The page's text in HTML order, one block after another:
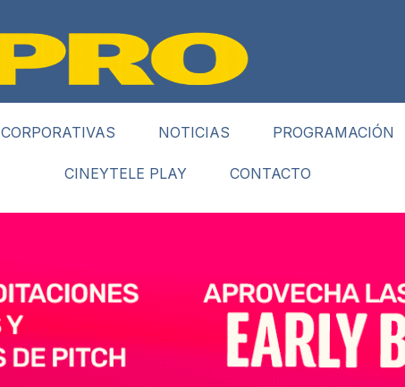
CORPORATIVAS NOTICIAS PROGRAMACIÓN
CINEYTELE PLAY CONTACTO